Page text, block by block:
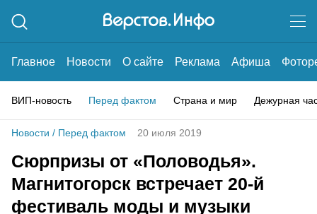
Главное Новости О сайте Реклама Афиша
ВИП-новость Перед фактом Страна и мир Дежурная
Новости / Перед фактом 20 июля 2019
Сюрпризы от «Половодья».
Магнитогорск встречает 20-й
фестиваль моды и музыки